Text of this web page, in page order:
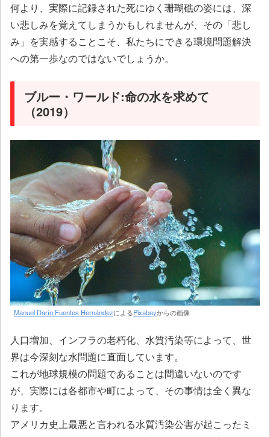
何より、実際に記録された死にゆく珊瑚礁の姿には、深
い悲しみを覚えてしまうかもしれませんが、その「悲し
み」を実感することこそ、私たちにできる環境問題解決
への第一歩なのではないでしょうか。
ブルー・ワールド:命の水を求めて
（2019）
Manuel Darío Fuentes HernándezによるPixabayからの画像
人口増加、インフラの老朽化、水質汚染等によって、世
界は今深刻な水問題に直面しています。
これが地球規模の問題であることは間違いないのです
が、実際には各都市や町によって、その事情は全く異な
ります。
アメリカ史上最悪と言われる水質汚染公害が起こったミ